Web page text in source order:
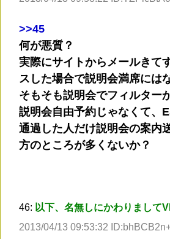
>>45
何が悪質？
実際にサイトからメールきて
スした場合で説明会満席には
そもそも説明会でフィルター
説明会自由予約じゃなくて、
通過した人だけ説明会の案内
方のところが多くないか？
46: 以下、名無しにかわりまして
2013/04/13 09:53:32